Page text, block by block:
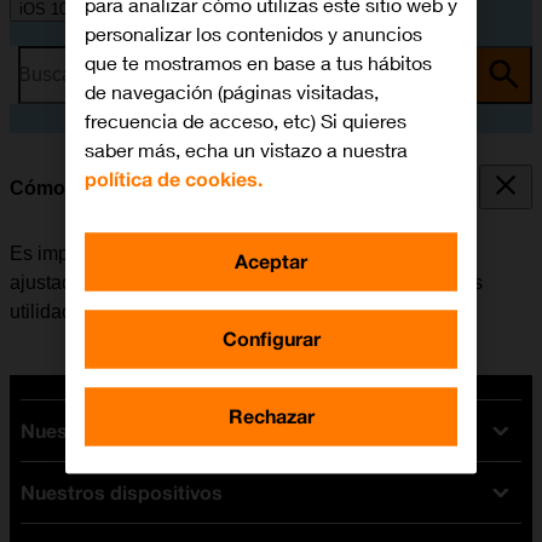
iOS 10.0
Busca por problema o tema
Cómo ajustar la fecha y la hora
Es importante que la fecha y la hora del móvil estén
ajustadas correctamente, de lo contrario algunas de las
utilidades del teléfono no funcionarán.
Nuestras tarifas
Tarifas Orange
Tarifas fibra y móvil
Nuestros dispositivos
personalizar los contenidos y anuncios
que te mostramos en base a tus hábitos
de navegación (páginas visitadas,
frecuencia de acceso, etc) Si quieres
saber más, echa un vistazo a nuestra
política de cookies.
Configurar
Rechazar
Aceptar